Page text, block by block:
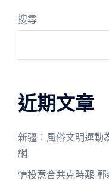
搜尋
近期文章
新疆：風俗文明運動
網
情投意合共克時艱